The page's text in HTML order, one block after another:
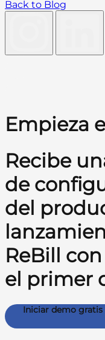
Back to Blog
Empieza
Recibe
de
del
ReBill
el primer
Iniciar demo gratis